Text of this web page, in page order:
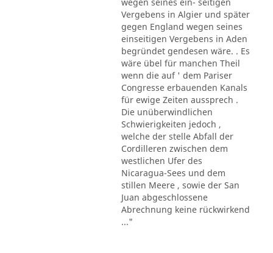
Vergebens in Algier und später
gegen England wegen seines
einseitigen Vergebens in Aden
begründet gendesen wäre. . Es
wäre übel für manchen Theil
wenn die auf ' dem Pariser
Congresse erbauenden Kanals
für ewige Zeiten aussprech .
Die unüberwindlichen
Schwierigkeiten jedoch ,
welche der stelle Abfall der
Cordilleren zwischen dem
westlichen Ufer des
Nicaragua-Sees und dem
stillen Meere , sowie der San
Juan abgeschlossene
Abrechnung keine rückwirkend
..."